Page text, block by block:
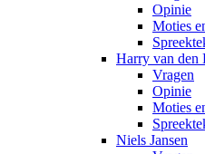
Opinie
Moties
Harry van den
Vragen
Opinie
Moties
Niels Jansen